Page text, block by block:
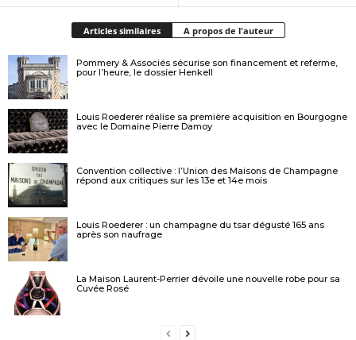
Articles similaires A propos de l'auteur
Pommery & Associés sécurise son financement et referme,
pour l’heure, le dossier Henkell
Louis Roederer réalise sa première acquisition en Bourgogne
avec le Domaine Pierre Damoy
Convention collective : l’Union des Maisons de Champagne
répond aux critiques sur les 13e et 14e mois
Louis Roederer : un champagne du tsar dégusté 165 ans
après son naufrage
La Maison Laurent-Perrier dévoile une nouvelle robe pour sa
Cuvée Rosé